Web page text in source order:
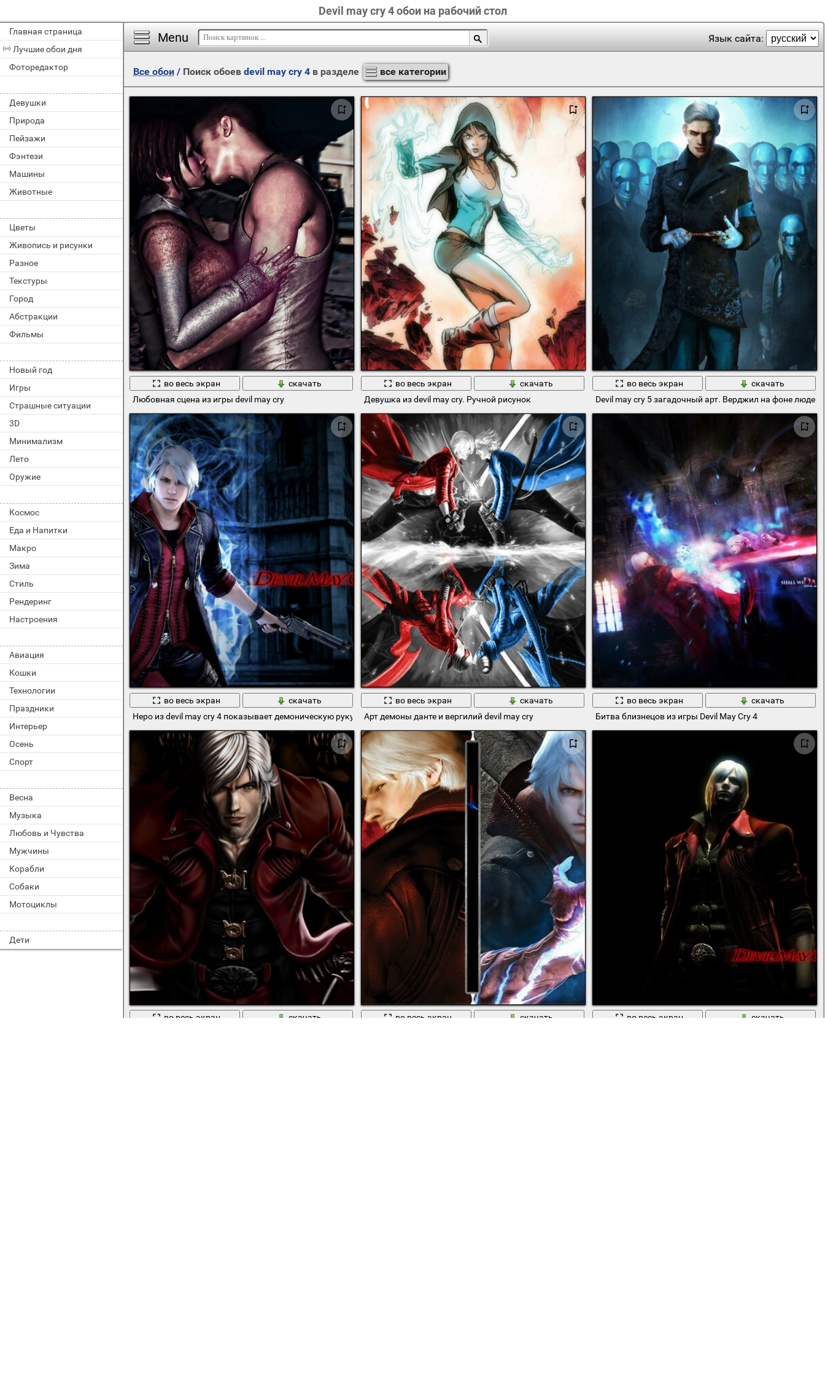
Devil may cry 4 обои на рабочий стол
Главная страница
Лучшие обои дня
Фоторедактор
Девушки
Природа
Пейзажи
Фэнтези
Машины
Животные
Цветы
Живопись и рисунки
Разное
Текстуры
Город
Абстракции
Фильмы
Новый год
Игры
Страшные ситуации
3D
Минимализм
Лето
Оружие
Космос
Еда и Напитки
Макро
Зима
Стиль
Рендеринг
Настроения
Авиация
Кошки
Технологии
Праздники
Интерьер
Осень
Спорт
Весна
Музыка
Любовь и Чувства
Мужчины
Корабли
Собаки
Мотоциклы
Дети
Menu Язык сайта:
Все обои/ Поиск обоев devil may cry 4в разделе все категории
во весь экран
скачать
Любовная сцена из игры devil may cry
во весь экран
скачать
Девушка из devil may cry. Ручной рисунок
во весь экран
скачать
Devil may cry 5 загадочный арт. Верджил на фоне людей
во весь экран
скачать
Неро из devil may cry 4 показывает демоническую руку
во весь экран
скачать
Арт демоны данте и вергилий devil may cry
во весь экран
скачать
Битва близнецов из игры Devil May Cry 4
во весь экран
скачать
во весь экран
скачать
во весь экран
скачать